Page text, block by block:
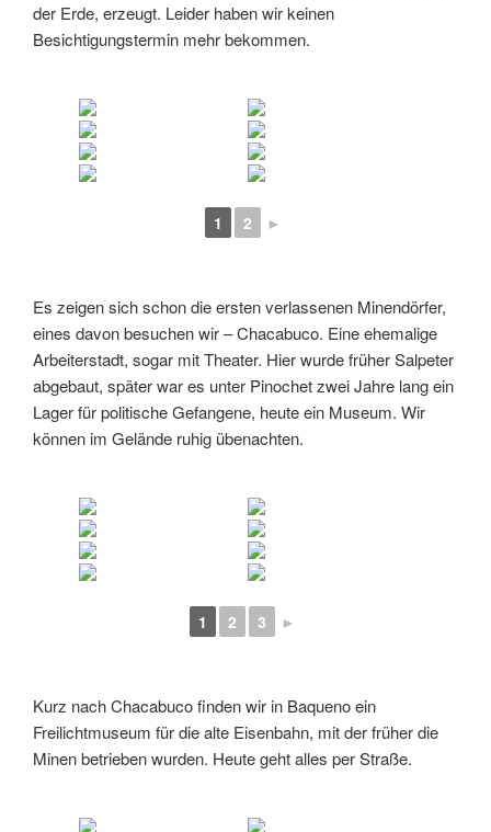
der Erde, erzeugt. Leider haben wir keinen
Besichtigungstermin mehr bekommen.
1 2 ►
Es zeigen sich schon die ersten verlassenen Minendörfer,
eines davon besuchen wir – Chacabuco. Eine ehemalige
Arbeiterstadt, sogar mit Theater. Hier wurde früher Salpeter
abgebaut, später war es unter Pinochet zwei Jahre lang ein
Lager für politische Gefangene, heute ein Museum. Wir
können im Gelände ruhig übenachten.
1 2 3 ►
Kurz nach Chacabuco finden wir in Baqueno ein
Freilichtmuseum für die alte Eisenbahn, mit der früher die
Minen betrieben wurden. Heute geht alles per Straße.